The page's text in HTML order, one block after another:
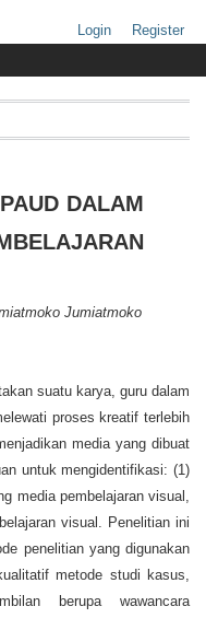
Login Register
DALAM
Jumiatmoko
suatu karya, guru dalam
proses kreatif terlebih
media yang dibuat
untuk mengidentifikasi: (1)
media pembelajaran visual,
visual. Penelitian ini
penelitian yang digunakan
metode studi kasus,
berupa wawancara